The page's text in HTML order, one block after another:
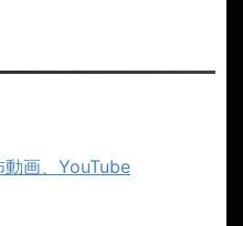
画、YouTube